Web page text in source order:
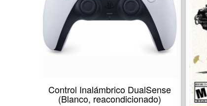
Control Inalámbrico DualSense
(Blanco, reacondicionado)